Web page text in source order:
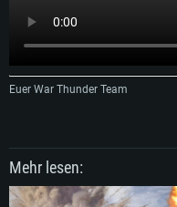
Euer War Thunder Team
Mehr lesen: